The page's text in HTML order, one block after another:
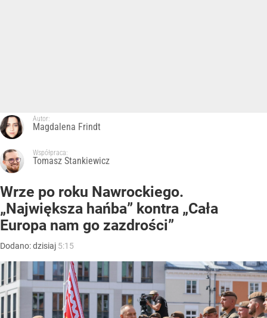
Autor:
Magdalena Frindt
Współpraca:
Tomasz Stankiewicz
Wrze po roku Nawrockiego.
„Największa hańba” kontra „Cała
Europa nam go zazdrości”
Dodano:dzisiaj 5:15